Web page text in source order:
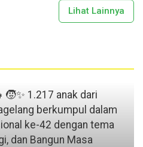
Lihat Lainnya
1.217 anak dari
berkumpul dalam
ke-42 dengan tema
dan Bangun Masa